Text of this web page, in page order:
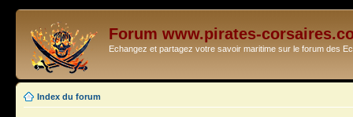
Forum www.pirates-
Echangez et partagez votre savoir maritime sur le forum des
Index du forum